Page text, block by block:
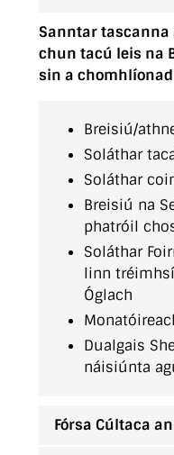
Sanntar tascanna
chun tacú leis na
sin a
Breisiú/
Soláthar
Soláthar
Breisiú na
phatróil
Soláthar
linn
Óglach
Dualgais
náisiúnta
Fórsa Cúltaca